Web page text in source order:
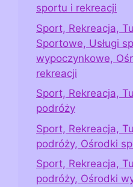
sportu i rekreacji
Sport, Rekreacja,
Sportowe, Usługi
wypoczynkowe,
rekreacji
Sport, Rekreacja,
podróży
Sport, Rekreacja,
podróży, Ośrodki
Sport, Rekreacja,
podróży, Ośrodki